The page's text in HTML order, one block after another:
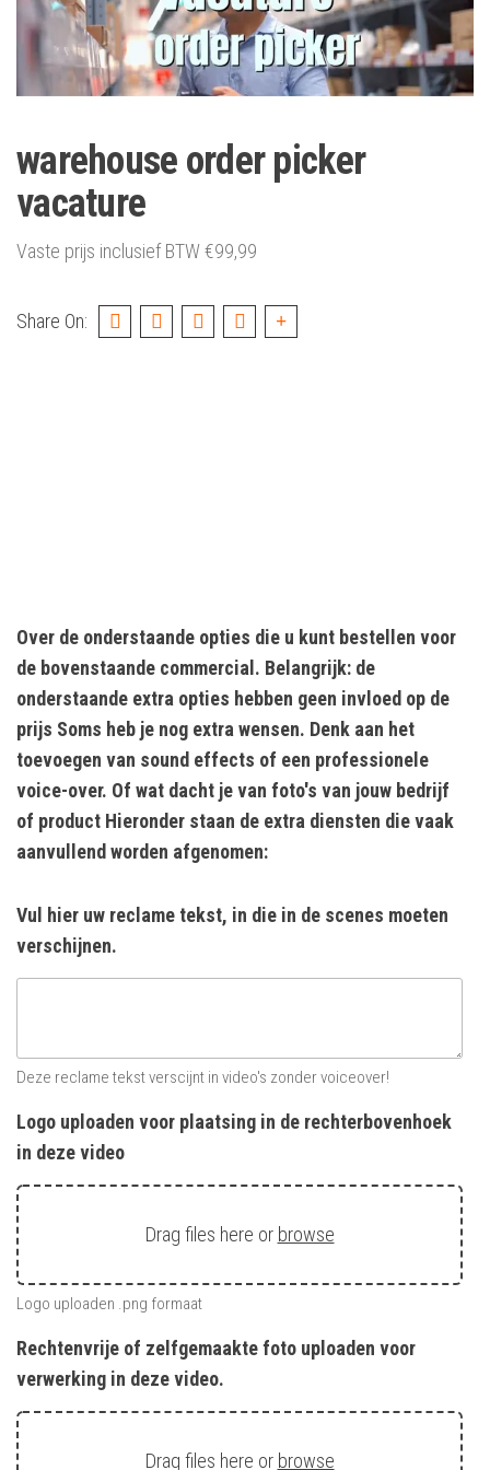
warehouse order picker
vacature
Vaste prijs inclusief BTW€99,99
Share On:
Over de onderstaande opties die u kunt bestellen voor
de bovenstaande commercial. Belangrijk: de
onderstaande extra opties hebben geen invloed op de
prijs Soms heb je nog extra wensen. Denk aan het
toevoegen van sound effects of een professionele
voice-over. Of wat dacht je van foto's van jouw bedrijf
of product Hieronder staan de extra diensten die vaak
aanvullend worden afgenomen:
Vul hier uw reclame tekst, in die in de scenes moeten
verschijnen.
Deze reclame tekst verscijnt in video's zonder voiceover!
Logo uploaden voor plaatsing in de rechterbovenhoek
in deze video
Drag files here or browse
Logo uploaden .png formaat
Rechtenvrije of zelfgemaakte foto uploaden voor
verwerking in deze video.
Drag files here or browse